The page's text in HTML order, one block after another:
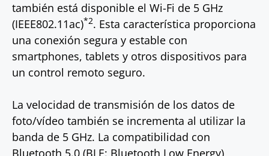
también está disponible el Wi-Fi de 5 GHz
(IEEE802.11ac)*2. Esta característica proporciona
una conexión segura y estable con
smartphones, tablets y otros dispositivos para
un control remoto seguro.
La velocidad de transmisión de los datos de
foto/vídeo también se incrementa al utilizar la
banda de 5 GHz. La compatibilidad con
Bluetooth 5.0 (BLE: Bluetooth Low Energy)